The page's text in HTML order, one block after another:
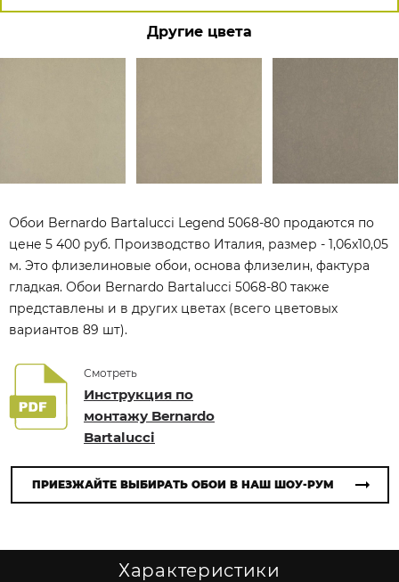
Другие цвета
Обои Bernardo Bartalucci Legend 5068-80 продаются по
цене 5 400 руб. Производство Италия, размер - 1,06x10,05
м. Это флизелиновые обои, основа флизелин, фактура
гладкая. Обои Bernardo Bartalucci 5068-80 также
представлены и в других цветах (всего цветовых
вариантов 89 шт).
Смотреть
Инструкция по
монтажу Bernardo
Bartalucci
ПРИЕЗЖАЙТЕ ВЫБИРАТЬ ОБОИ В НАШ ШОУ-РУМ
Характеристики